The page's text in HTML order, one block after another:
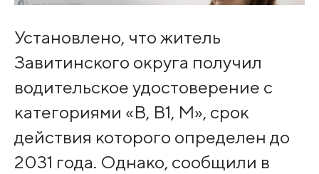
Установлено, что житель
Завитинского округа получил
водительское удостоверение с
категориями «В, В1, М», срок
действия которого определен до
2031 года. Однако, сообщили в